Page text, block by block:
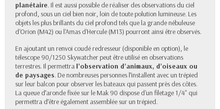
planétaire. Il est aussi possible de réaliser des observations du ciel
profond, sous un ciel bien noir, loin de toute polution lumineuse. Les
objets les plus brillants du ciel profond tels que la grande nébuleuse
d'Orion (M42) ou l'Amas d'Hercule (M13) pourront ainsi être observés.
En ajoutant un renvoi coudé redresseur (disponible en option), le
télescope 90/1250 Skywatcher peut être utilisé en observations
terrestres. Il permettra l’observation d’animaux, d’oiseaux ou
de paysages. De nombreuses personnes l’installent avec un trépied
sur leur balcon pour observer les bateaux qui passent près des côtes.
La queue d’aronde fixée sur le Mak 90 dispose d'un filetage 1/4" qui
permettra d’être également assemblée sur un trépied.